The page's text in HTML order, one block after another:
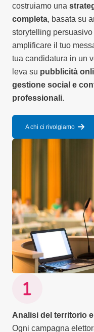
costruiamo una
completa, basata su
storytelling persuasivo
amplificare il tuo
tua candidatura in un
leva su pubblicità
gestione social e
professionali.
A chi ci rivolgiamo
Analisi del territorio
Ogni campagna